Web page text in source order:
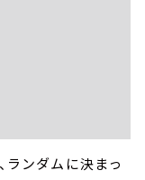
ランダムに決まっ